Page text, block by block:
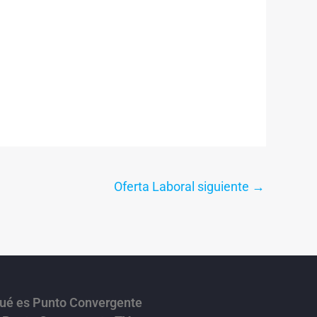
Oferta Laboral siguiente →
es Punto Convergente